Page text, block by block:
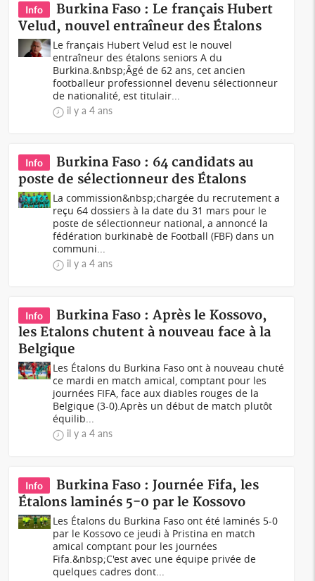
Info
Burkina Faso : Le français Hubert
Velud, nouvel entraîneur des Étalons
Le français Hubert Velud est le nouvel
entraîneur des étalons seniors A du
Burkina.&nbsp;Âgé de 62 ans, cet ancien
footballeur professionnel devenu sélectionneur
de nationalité, est titulair...
il y a 4 ans
Info
Burkina Faso : 64 candidats au
poste de sélectionneur des Étalons
La commission&nbsp;chargée du recrutement a
reçu 64 dossiers à la date du 31 mars pour le
poste de sélectionneur national, a annoncé la
fédération burkinabè de Football (FBF) dans un
communi...
il y a 4 ans
Info
Burkina Faso : Après le Kossovo,
les Etalons chutent à nouveau face à la
Belgique
Les Étalons du Burkina Faso ont à nouveau chuté
ce mardi en match amical, comptant pour les
journées FIFA, face aux diables rouges de la
Belgique (3-0).Après un début de match plutôt
équilib...
il y a 4 ans
Info
Burkina Faso : Journée Fifa, les
Étalons laminés 5-0 par le Kossovo
Les Étalons du Burkina Faso ont été laminés 5-0
par le Kossovo ce jeudi à Pristina en match
amical comptant pour les journées
Fifa.&nbsp;C'est avec une équipe privée de
quelques cadres dont...